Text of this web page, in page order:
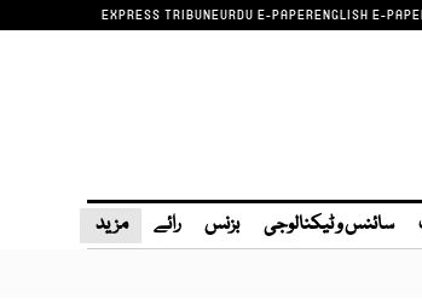
EXPRESS TRIBUNEURDU E-PAPERENGLISH E-
سائنس و ٹیکنالوجی بزنس رائے مزید